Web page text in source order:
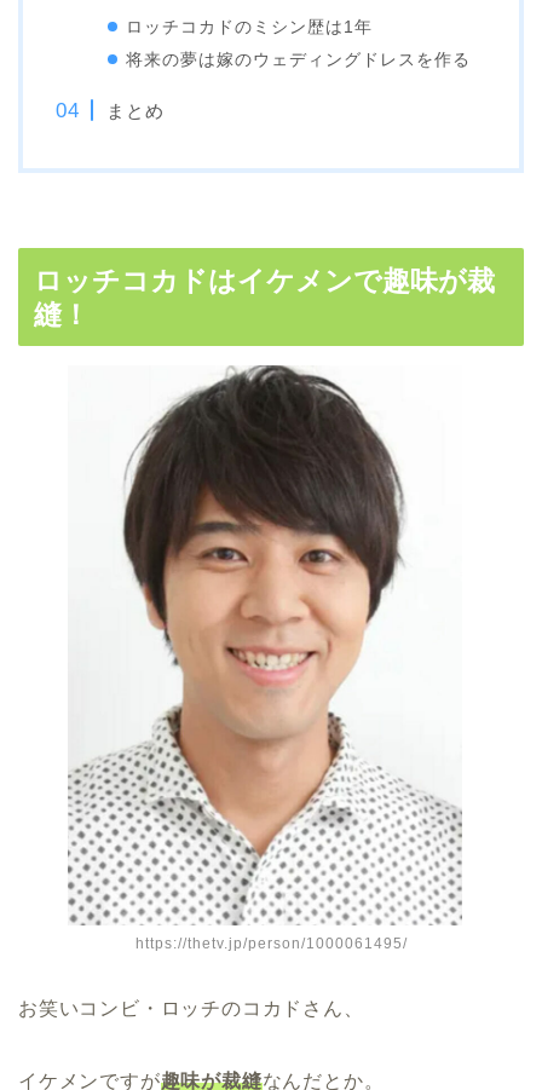
ロッチコカドのミシン歴は1年
将来の夢は嫁のウェディングドレスを作る
まとめ
ロッチコカドはイケメンで趣味が裁
縫！
https://thetv.jp/person/1000061495/
お笑いコンビ・ロッチのコカドさん、
イケメンですが趣味が裁縫なんだとか。